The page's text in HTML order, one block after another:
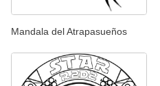
Mandala del Atrapasueños